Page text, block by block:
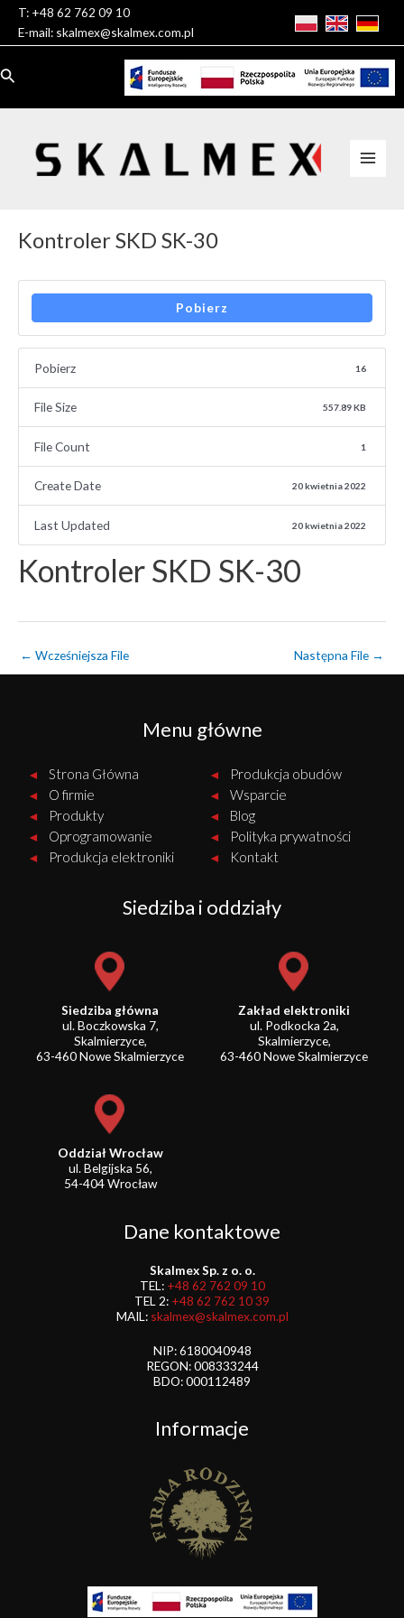
Skip
content
T: +48 62 762 09 10
E-mail: skalmex@skalmex.com.pl
Search
Kontroler SKD SK-30
Pobierz
Pobierz 16
File Size 557.89 KB
File Count 1
Create Date 20 kwietnia 2022
Last Updated 20 kwietnia 2022
Kontroler SKD SK-30
Post
← Wcześniejsza File Następna File →
Menu główne
Strona Główna
O firmie
Produkty
Oprogramowanie
Produkcja elektroniki
Produkcja obudów
Wsparcie
Blog
Polityka prywatności
Kontakt
Siedziba i oddziały
Siedziba główna
ul. Boczkowska 7,
Skalmierzyce,
63-460 Nowe Skalmierzyce
Zakład elektroniki
ul. Podkocka 2a,
Skalmierzyce,
63-460 Nowe Skalmierzyce
Oddział Wrocław
ul. Belgijska 56,
54-404 Wrocław
Dane kontaktowe
Skalmex Sp. z o. o.
TEL: +48 62 762 09 10
TEL 2: +48 62 762 10 39
MAIL: skalmex@skalmex.com.pl
NIP: 6180040948
REGON: 008333244
BDO: 000112489
Informacje